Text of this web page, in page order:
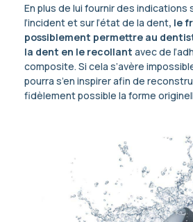
En plus de lui fournir des indications
l’incident et sur l’état de la dent, le
possiblement permettre au
la dent en le recollant avec de
composite. Si cela s’avère
pourra s’en inspirer afin de
fidèlement possible la forme